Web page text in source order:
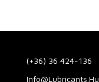
(+36) 36 424-136
Info@lubricants.hu